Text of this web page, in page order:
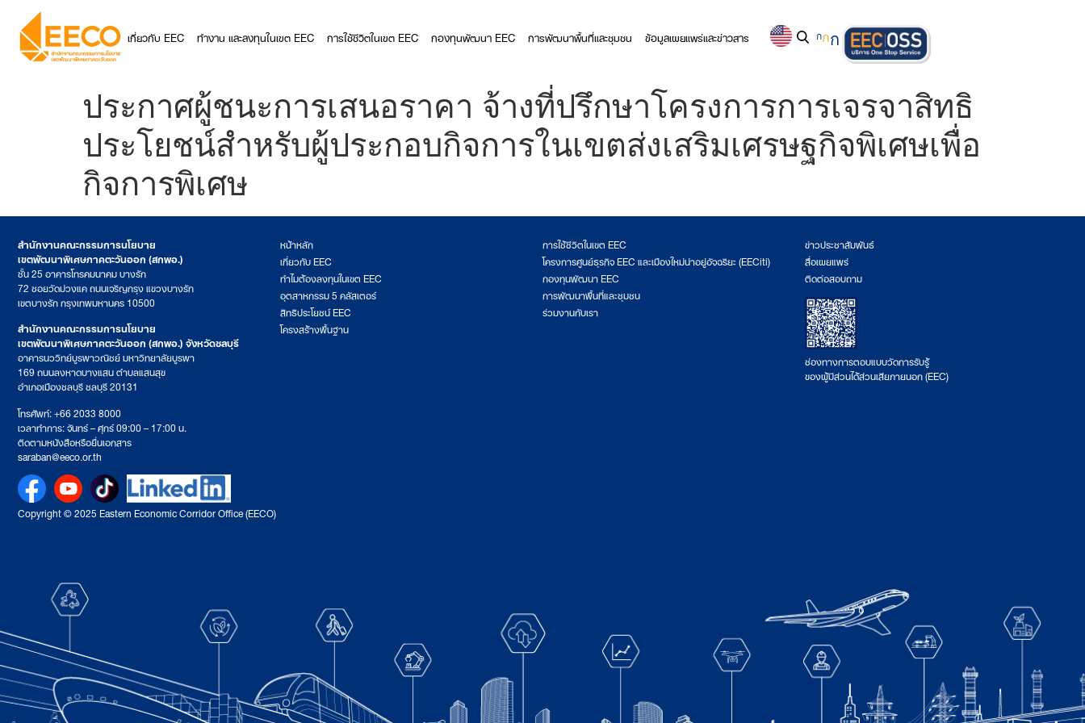
เกี่ยวกับ EEC ทำงาน และลงทุนในเขต EEC การใช้ชีวิตในเขต EEC กองทุนพัฒนา EEC การพัฒนาพื้นที่และชุมชน ข้อมูลเผยแพร่และข่าวสาร กกก
ประกาศผู้ชนะการเสนอราคา จ้างที่ปรึกษาโครงการการเจรจาสิทธิ
ประโยชน์สำหรับผู้ประกอบกิจการในเขตส่งเสริมเศรษฐกิจพิเศษเพื่อ
กิจการพิเศษ
สำนักงานคณะกรรมการนโยบาย
เขตพัฒนาพิเศษภาคตะวันออก (สกพอ.)
ชั้น 25 อาคารโทรคมนาคม บางรัก
72 ซอยวัดม่วงแค ถนนเจริญกรุง แขวงบางรัก
เขตบางรัก กรุงเทพมหานคร 10500
สำนักงานคณะกรรมการนโยบาย
เขตพัฒนาพิเศษภาคตะวันออก (สกพอ.) จังหวัดชลบุรี
อาคารนววิทย์บูรพาวณิชย์ มหาวิทยาลัยบูรพา
169 ถนนลงหาดบางแสน ตำบลแสนสุข
อำเภอเมืองชลบุรี ชลบุรี 20131
โทรศัพท์: +66 2033 8000
เวลาทำการ: จันทร์ – ศุกร์ 09:00 – 17:00 น.
ติดตามหนังสือหรือยื่นเอกสาร
saraban@eeco.or.th
หน้าหลัก
เกี่ยวกับ EEC
ทำไมต้องลงทุนในเขต EEC
อุตสาหกรรม 5 คลัสเตอร์
สิทธิประโยชน์ EEC
โครงสร้างพื้นฐาน
การใช้ชีวิตในเขต EEC
โครงการศูนย์ธุรกิจ EEC และเมืองใหม่น่าอยู่อัจฉริยะ (EECiti)
กองทุนพัฒนา EEC
การพัฒนาพื้นที่และชุมชน
ร่วมงานกับเรา
ข่าวประชาสัมพันธ์
สื่อเผยแพร่
ติดต่อสอบถาม
ช่องทางการตอบแบบวัดการรับรู้
ของผู้มีส่วนได้ส่วนเสียภายนอก (EEC)
Copyright © 2025 Eastern Economic Corridor Office (EECO)